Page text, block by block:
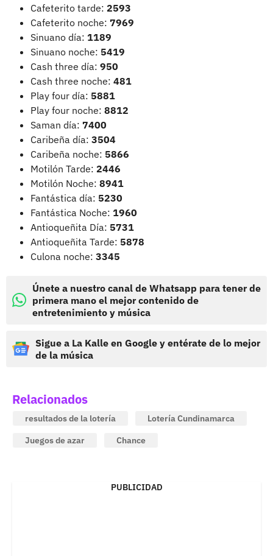
Cafeterito tarde: 2593
Cafeterito noche: 7969
Sinuano día: 1189
Sinuano noche: 5419
Cash three día: 950
Cash three noche: 481
Play four día: 5881
Play four noche: 8812
Saman día: 7400
Caribeña día: 3504
Caribeña noche: 5866
Motilón Tarde: 2446
Motilón Noche: 8941
Fantástica día: 5230
Fantástica Noche: 1960
Antioqueñita Día: 5731
Antioqueñita Tarde: 5878
Culona noche: 3345
Únete a nuestro canal de Whatsapp para tener de
primera mano el mejor contenido de
entretenimiento y música
Sigue a La Kalle en Google y entérate de lo mejor
de la música
Relacionados
resultados de la lotería
Lotería Cundinamarca
Juegos de azar
Chance
PUBLICIDAD